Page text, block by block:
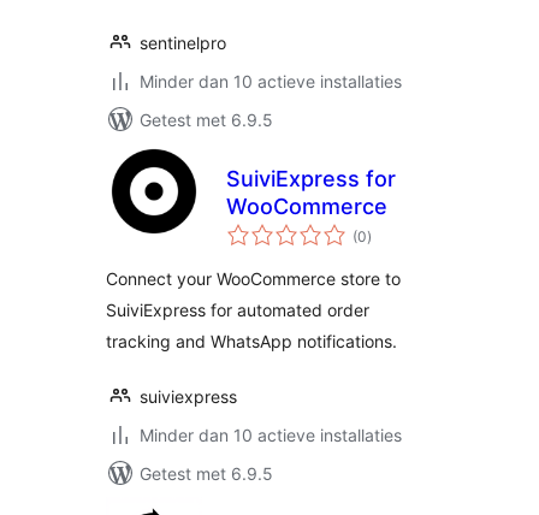
sentinelpro
Minder dan 10 actieve installaties
Getest met 6.9.5
SuiviExpress for
WooCommerce
(0totaal
waarderingen
)
Connect your WooCommerce store to
SuiviExpress for automated order
tracking and WhatsApp notifications.
suiviexpress
Minder dan 10 actieve installaties
Getest met 6.9.5